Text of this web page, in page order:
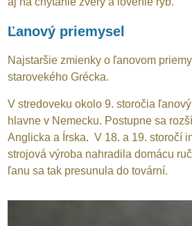
Ľanový priemysel
Najstaršie zmienky o ľanovom
starovekého Grécka.
V stredoveku okolo 9. storočia
hlavne v Nemecku. Postupne sa
Anglicka a Írska. V 18. a 19. storočí
strojová výroba nahradila domácu
ľanu sa tak presunula do tovární.